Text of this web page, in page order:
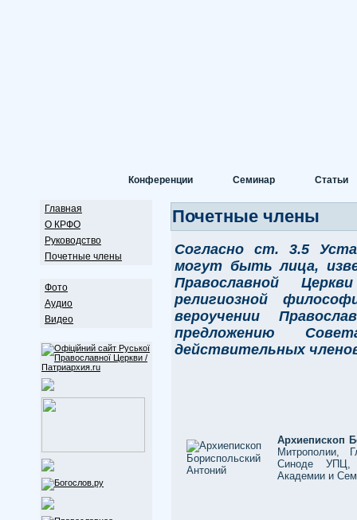
Конференции Семинар Статьи
Главная
О КРФО
Руководство
Почетные члены
Фото
Аудио
Видео
Почетные члены
Согласно ст. 3.5
могут быть лица,
Православной
религиозной
вероучении
предложению С
действительных
Архиепископ
Митрополии,
Синоде УПЦ,
Академии и